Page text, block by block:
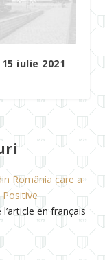
iulie 2021
România care a
Positive
en français